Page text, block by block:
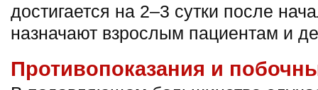
достигается на 2–3 сутки после
назначают взрослым пациентам и
Противопоказания и